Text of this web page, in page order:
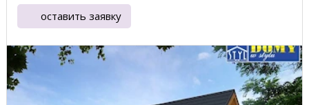
оставить заявку